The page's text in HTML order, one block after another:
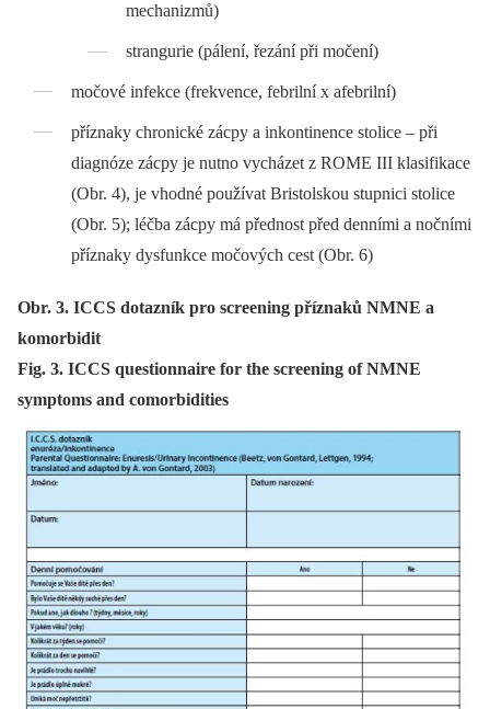
mechanizmů)
strangurie (pálení, řezání při močení)
močové infekce (frekvence, febrilní x afebrilní)
příznaky chronické zácpy a inkontinence stolice –⁠ při
diagnóze zácpy je nutno vycházet z ROME III klasifikace
(Obr. 4), je vhodné používat Bristolskou stupnici stolice
(Obr. 5); léčba zácpy má přednost před denními a nočními
příznaky dysfunkce močových cest (Obr. 6)
Obr. 3. ICCS dotazník pro screening příznaků NMNE a
komorbidit
Fig. 3. ICCS questionnaire for the screening of NMNE
symptoms and comorbidities